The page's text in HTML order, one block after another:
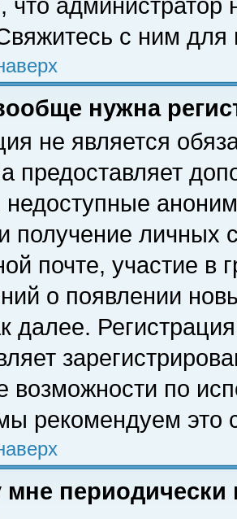
что
с ним для
нужна
не является
предоставляет
недоступные
получение личных
почте, участие в
о появлении
далее.
возможности по
рекомендуем это
мне